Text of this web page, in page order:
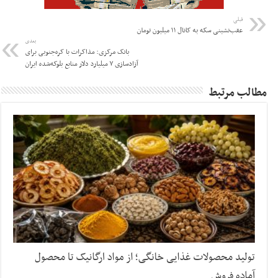
قبلی
عقب‌نشینی سکه به کانال ۱۱ میلیون تومان
بعدی
بانک مرکزی: مذاکرات با کره‌جنوبی برای
آزادسازی ۷ میلیارد دلار منابع بلوکه‌شده ایران
مطالب مرتبط
تولید محصولات غذایی خانگی؛ از مواد ارگانیک تا محصول